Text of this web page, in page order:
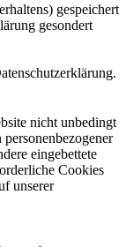
gespeichert
gesondert
nicht unbedingt
eingebettete
Cookies
unserer